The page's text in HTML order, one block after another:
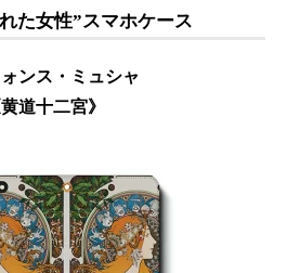
た女性”スマホケース
ンス・ミュシャ
黄道十二宮》